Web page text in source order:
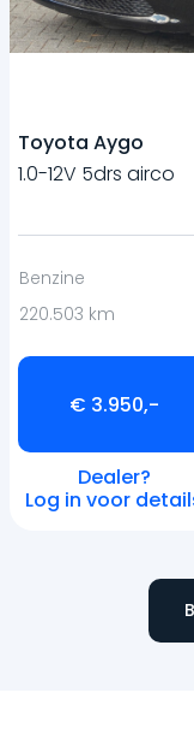
Toyota Aygo
1.0-12V 5drs airco
Benzine
220.503 km
€ 3.950,-
Dealer?
Log in voor